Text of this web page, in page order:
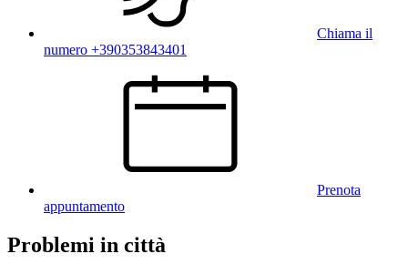
Chiama il
numero +390353843401
Prenota
appuntamento
Problemi in città